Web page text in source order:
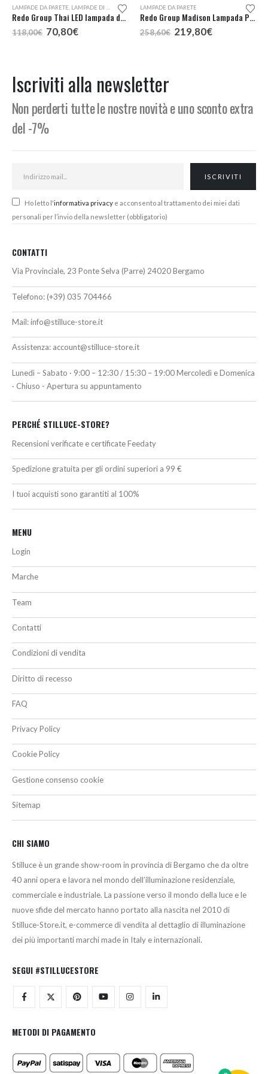
LAMPADE DA PARETE LAMPADE DI DESIGN A KM0
Redo Group Thai LED lampada da parete
118,00€ Il
prezzo
70,80€Il
LAMPADE DA PARETE
Redo Group Madison Lampada Parete LED 3 Luci
258,60€ Il
prezzo
219,80€Il
Iscriviti alla newsletter
Non perderti tutte le nostre novità e uno sconto extra
del -7%
Ho letto l'informativa privacy e acconsento al trattamento dei miei dati
personali per l’invio della newsletter (obbligatorio)
CONTATTI
Via Provinciale, 23 Ponte Selva (Parre) 24020 Bergamo
Telefono: (+39) 035 704466
Mail:info@stilluce-store.it
Assistenza: account@stilluce-store.it
Lunedì – Sabato · 9:00 – 12:30 / 15:30 – 19:00 Mercoledì e Domenica
· Chiuso - Apertura su appuntamento
PERCHÉ STILLUCE-STORE?
Recensioni verificate e certificate Feedaty
Spedizione gratuita per gli ordini superiori a 99 €
I tuoi acquisti sono garantiti al 100%
MENU
Login
Marche
Team
Contatti
Condizioni di vendita
Diritto di recesso
FAQ
Privacy Policy
Cookie Policy
Gestione consenso cookie
Sitemap
CHI SIAMO
Stilluce è un grande show-room in provincia di Bergamo che da oltre
40 anni opera e lavora nel mondo dell’illuminazione residenziale,
commerciale e industriale. La passione verso il mondo della luce e le
nuove sfide del mercato hanno portato alla nascita nel 2010 di
Stilluce-Store.it, e-commerce di vendita al dettaglio di illuminazione
dei più importanti marchi made in Italy e internazionali.
SEGUI #STILLUCESTORE
METODI DI PAGAMENTO